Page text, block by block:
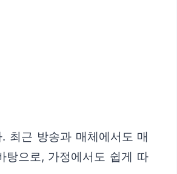
최근 방송과 매체에서도 매
탕으로, 가정에서도 쉽게 따